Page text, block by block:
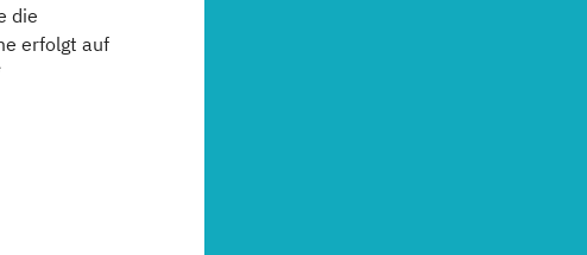
die
erfolgt auf